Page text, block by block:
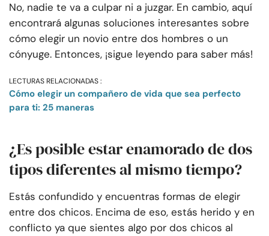
No, nadie te va a culpar ni a juzgar. En cambio, aquí
encontrará algunas soluciones interesantes sobre
cómo elegir un novio entre dos hombres o un
cónyuge. Entonces, ¡sigue leyendo para saber más!
LECTURAS RELACIONADAS :
Cómo elegir un compañero de vida que sea perfecto
para ti: 25 maneras
¿Es posible estar enamorado de dos
tipos diferentes al mismo tiempo?
Estás confundido y encuentras formas de elegir
entre dos chicos. Encima de eso, estás herido y en
conflicto ya que sientes algo por dos chicos al